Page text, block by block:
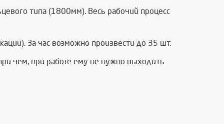
типа (1800мм). Весь рабочий процесс
За час возможно произвести до 35 шт.
чем, при работе ему не нужно выходить